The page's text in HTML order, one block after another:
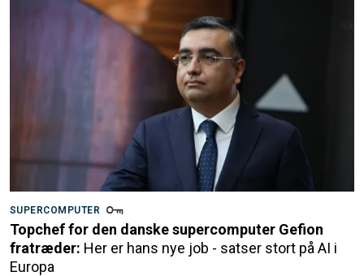
SUPERCOMPUTER
Topchef for den danske supercomputer Gefion
fratræder: Her er hans nye job - satser stort på AI i
Europa